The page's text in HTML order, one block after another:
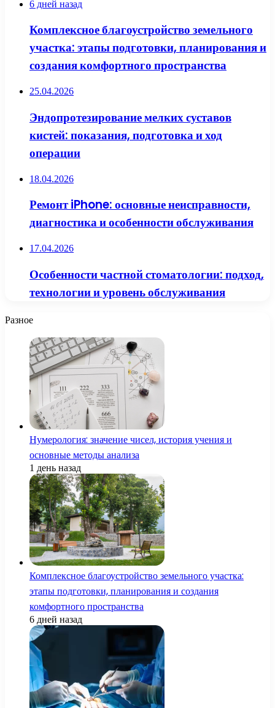
6 дней назад
Комплексное благоустройство земельного
участка: этапы подготовки, планирования и
создания комфортного пространства
25.04.2026
Эндопротезирование мелких суставов
кистей: показания, подготовка и ход
операции
18.04.2026
Ремонт iPhone: основные неисправности,
диагностика и особенности обслуживания
17.04.2026
Особенности частной стоматологии: подход,
технологии и уровень обслуживания
Разное
Нумерология: значение чисел, история учения и
основные методы анализа
1 день назад
Комплексное благоустройство земельного участка:
этапы подготовки, планирования и создания
комфортного пространства
6 дней назад